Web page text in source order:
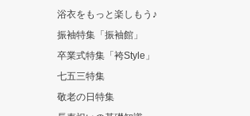
浴衣をもっと楽しもう♪
振袖特集「振袖館」
卒業式特集「袴Style」
七五三特集
敬老の日特集